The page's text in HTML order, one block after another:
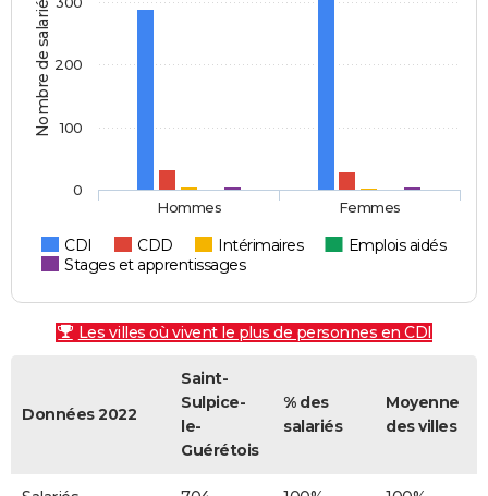
Nombre de salariés
CDI CDD Intérimaires
Emplois aidés
Stages et apprentissages
Hommes Femmes
0
100
200
Les villes où vivent le plus de personnes en CDI
Données 2022
Saint-
Sulpice-
le-
Guérétois
% des
salariés
Moyenne
des villes